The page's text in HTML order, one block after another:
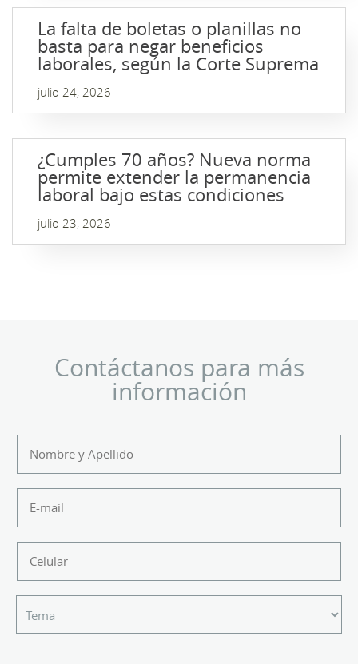
La falta de boletas o planillas no
basta para negar beneficios
laborales, según la Corte Suprema
julio 24, 2026
¿Cumples 70 años? Nueva norma
permite extender la permanencia
laboral bajo estas condiciones
julio 23, 2026
Contáctanos para más
información